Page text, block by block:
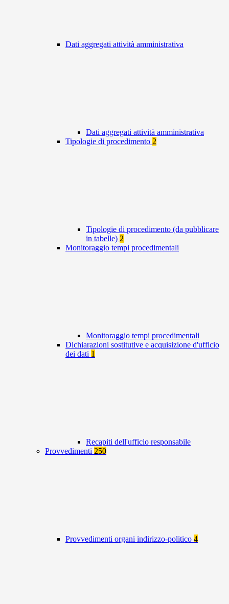
Dati aggregati attività amministrativa
Dati aggregati attività amministrativa
Tipologie di procedimento 2
Tipologie di procedimento (da pubblicare
in tabelle) 2
Monitoraggio tempi procedimentali
Monitoraggio tempi procedimentali
Dichiarazioni sostitutive e acquisizione d'ufficio
dei dati 1
Recapiti dell'ufficio responsabile
Provvedimenti 250
Provvedimenti organi indirizzo-politico 4